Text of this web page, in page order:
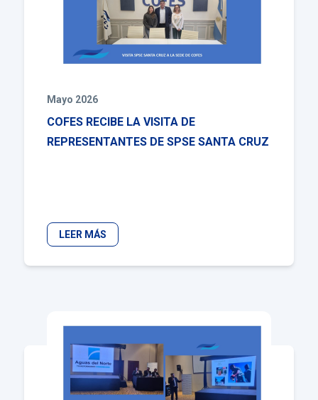
Mayo 2026
COFES RECIBE LA VISITA DE
REPRESENTANTES DE SPSE SANTA CRUZ
LEER MÁS